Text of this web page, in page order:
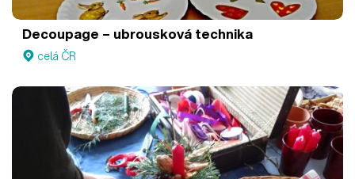
Decoupage – ubrousková technika
celá ČR